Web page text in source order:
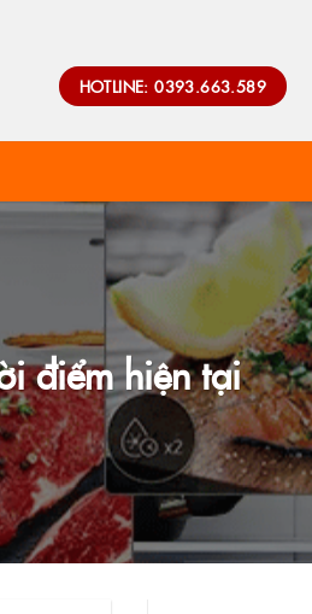
HOTLINE: 0393.663.589
điểm hiện tại